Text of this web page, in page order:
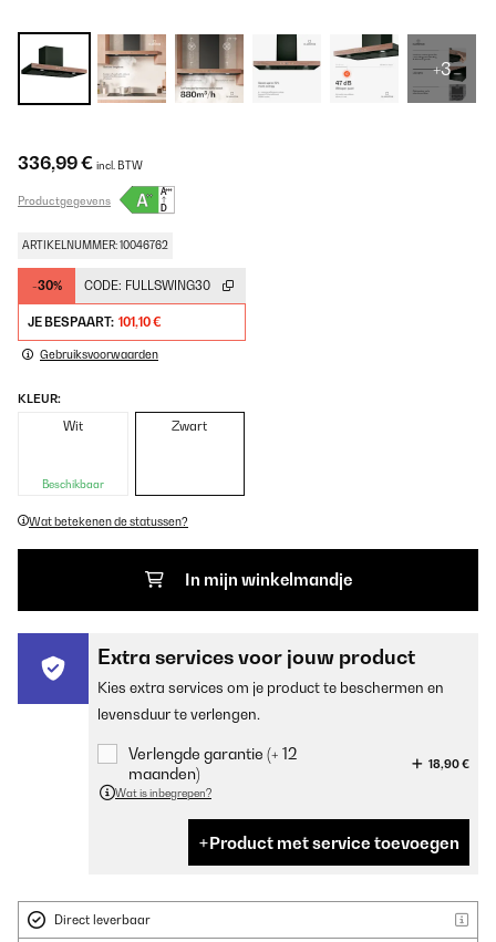
+3
336,99 € incl. BTW
Productgegevens
ARTIKELNUMMER: 10046762
-30% CODE: FULLSWING30
JE BESPAART: 101,10 €
Gebruiksvoorwaarden
KLEUR:
Wit
Beschikbaar
Zwart
Wat betekenen de statussen?
In mijn winkelmandje
Extra services voor jouw product
Kies extra services om je product te beschermen en
levensduur te verlengen.
Verlengde garantie (+ 12
maanden)
18,90 €
Wat is inbegrepen?
Product met service toevoegen
Direct leverbaar